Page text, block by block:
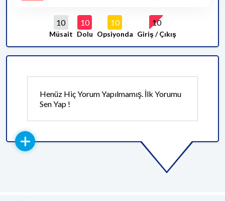
10
Müsait
10
Dolu
10
Opsiyonda
10
Giriş / Çıkış
Henüz Hiç Yorum Yapılmamış. İlk Yorumu
Sen Yap !